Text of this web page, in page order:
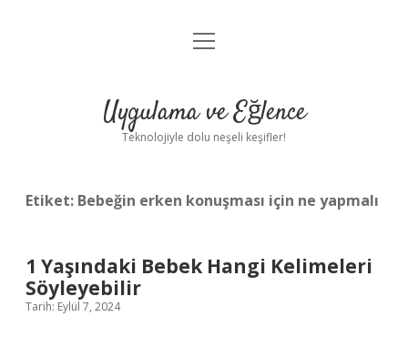
Anasayfa
Yasal Uyarı
menüyü
Uygulama ve Eğlence
Teknolojiyle dolu neşeli keşifler!
Etiket: Bebeğin erken konuşması için ne yapmalı
1 Yaşındaki Bebek Hangi Kelimeleri
Söyleyebilir
Tarih: Eylül 7, 2024